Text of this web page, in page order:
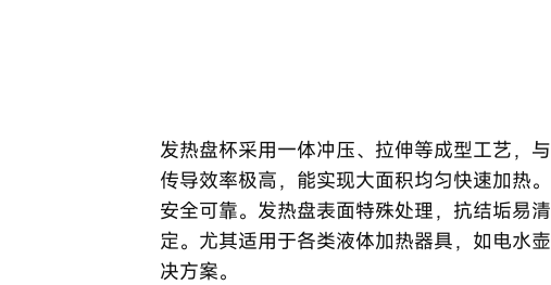
发热盘杯采用一体冲压、拉伸等成型工艺，
传导效率极高，能实现大面积均匀快速加热
安全可靠。发热盘表面特殊处理，抗结垢易
定。尤其适用于各类液体加热器具，如电水
决方案。